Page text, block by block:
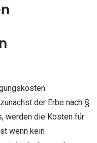
der Erbe nach §
werden die Kosten für
wenn kein